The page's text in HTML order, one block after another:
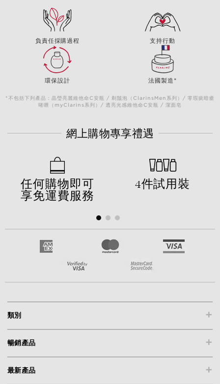
負責任採購過程 支持行動
環保設計 法國製造*
*不包括下列產品：晶瑩亮麗維他命C安瓶 / 剃鬚泡（ClarinsMen系列）/ 零瑕疵暗瘡
啫喱（myClarins系列）/ 透亮光感維他命C安瓶 / 潔面皂
網上購物專享禮遇
任何購物即可
享免運費服務
4件試用裝
+
類別
+
暢銷產品
+
最新產品